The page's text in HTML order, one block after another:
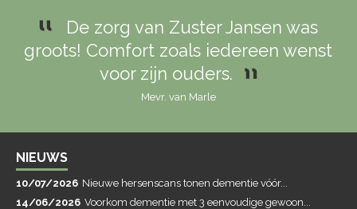
De zorg van Zuster Jansen was
groots! Comfort zoals iedereen wenst
voor zijn ouders.
Mevr. van Marle
NIEUWS
10/07/2026 Nieuwe hersenscans tonen dementie vóór...
14/06/2026 Voorkom dementie met 3 eenvoudige gewoon...